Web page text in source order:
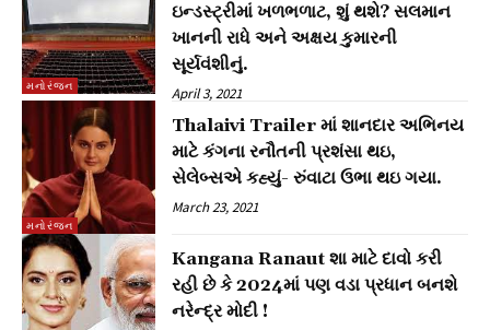
મનોરંજન
ઇન્ડસ્ટ્રીમાં ખળભળાટ, શું થશે? સલમાન
ખાનની રાધે અને અક્ષય કુમારની
સૂર્યવંશીનું.
April 3, 2021
મનોરંજન
Thalaivi Trailer માં શાનદાર અભિનય
માટે કંગના રનૌતની પ્રશંસા થઇ,
સેલેબ્સએ કહ્યું- રુંવાટા ઉભા થઇ ગયા.
March 23, 2021
Kangana Ranaut શા માટે દાવો કરી
રહી છે કે 2024માં પણ વડા પ્રધાન બનશે
નરેન્દ્ર મોદી !